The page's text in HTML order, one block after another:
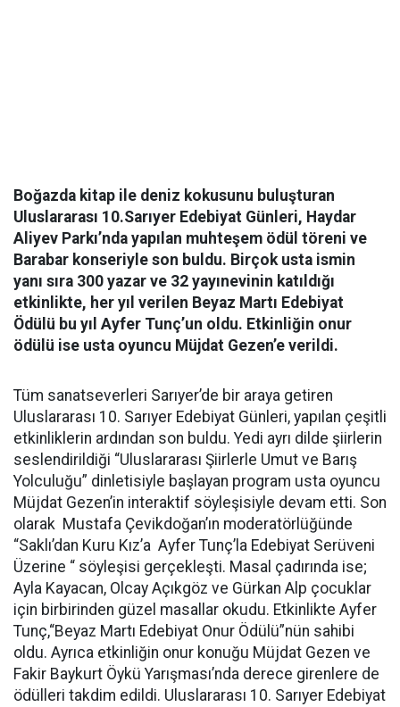
Boğazda kitap ile deniz kokusunu buluşturan
Uluslararası 10.Sarıyer Edebiyat Günleri, Haydar
Aliyev Parkı’nda yapılan muhteşem ödül töreni ve
Barabar konseriyle son buldu. Birçok usta ismin
yanı sıra 300 yazar ve 32 yayınevinin katıldığı
etkinlikte, her yıl verilen Beyaz Martı Edebiyat
Ödülü bu yıl Ayfer Tunç’un oldu. Etkinliğin onur
ödülü ise usta oyuncu Müjdat Gezen’e verildi.
Tüm sanatseverleri Sarıyer’de bir araya getiren
Uluslararası 10. Sarıyer Edebiyat Günleri, yapılan çeşitli
etkinliklerin ardından son buldu. Yedi ayrı dilde şiirlerin
seslendirildiği “Uluslararası Şiirlerle Umut ve Barış
Yolculuğu” dinletisiyle başlayan program usta oyuncu
Müjdat Gezen’in interaktif söyleşisiyle devam etti. Son
olarak Mustafa Çevikdoğan’ın moderatörlüğünde
“Saklı’dan Kuru Kız’a Ayfer Tunç’la Edebiyat Serüveni
Üzerine “ söyleşisi gerçekleşti. Masal çadırında ise;
Ayla Kayacan, Olcay Açıkgöz ve Gürkan Alp çocuklar
için birbirinden güzel masallar okudu. Etkinlikte Ayfer
Tunç,“Beyaz Martı Edebiyat Onur Ödülü”nün sahibi
oldu. Ayrıca etkinliğin onur konuğu Müjdat Gezen ve
Fakir Baykurt Öykü Yarışması’nda derece girenlere de
ödülleri takdim edildi. Uluslararası 10. Sarıyer Edebiyat